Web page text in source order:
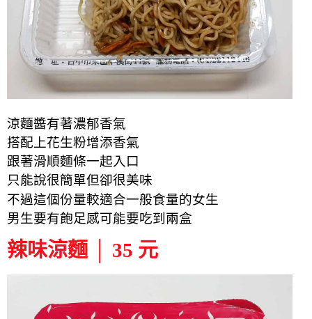
涼麵醬有著濃郁香氣
搭配上花生粉增添香氣
跟著滑順麵條一起入口
只能說很簡單但卻很美味
不過這個份量較適合一般食量的女生
男生要有飽足感可能要吃到兩盒
辣味涼麵 │ 35 元